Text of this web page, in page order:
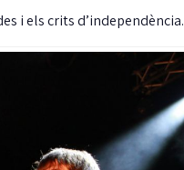
i els crits d’independència.